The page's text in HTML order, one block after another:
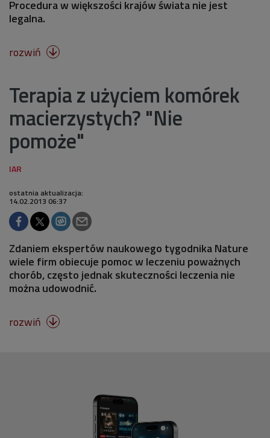
Procedura w większości krajów świata nie jest
legalna.
rozwiń 
Terapia z użyciem komórek
macierzystych? "Nie
pomoże"
ostatnia aktualizacja:
14.02.2013 06:37
Zdaniem ekspertów naukowego tygodnika Nature
wiele firm obiecuje pomoc w leczeniu poważnych
chorób, często jednak skuteczności leczenia nie
można udowodnić.
rozwiń 